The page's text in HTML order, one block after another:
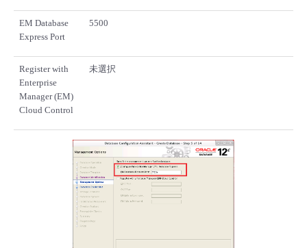
EM Database
Express Port
5500
Register with
Enterprise
Manager (EM)
Cloud Control
未選択